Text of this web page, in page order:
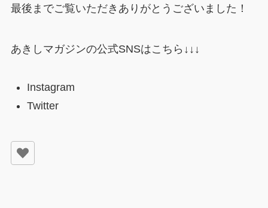
最後までご覧いただきありがとうございました！
あきしマガジンの公式SNSはこちら↓↓↓
Instagram
Twitter